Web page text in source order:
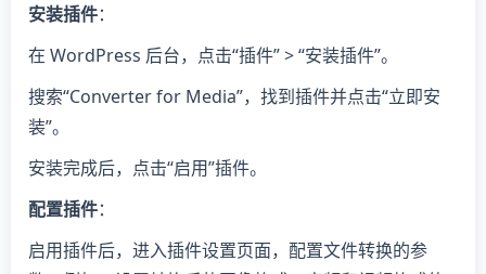
安装插件：
在 WordPress 后台，点击“插件” > “安装插件”。
搜索“Converter for Media”，找到插件并点击“立即安
装”。
安装完成后，点击“启用”插件。
配置插件：
启用插件后，进入插件设置页面，配置文件转换的参